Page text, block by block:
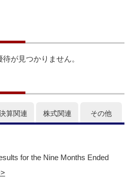
が見つかりません。
算関連 株式関連 その他
for the Nine Months Ended